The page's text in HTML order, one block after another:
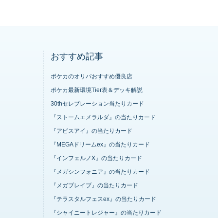
おすすめ記事
ポケカのオリパおすすめ優良店
ポケカ最新環境Tier表＆デッキ解説
30thセレブレーション当たりカード
『ストームエメラルダ』の当たりカード
『アビスアイ』の当たりカード
『MEGAドリームex』の当たりカード
『インフェルノX』の当たりカード
『メガシンフォニア』の当たりカード
『メガブレイブ』の当たりカード
『テラスタルフェスex』の当たりカード
『シャイニートレジャー』の当たりカード